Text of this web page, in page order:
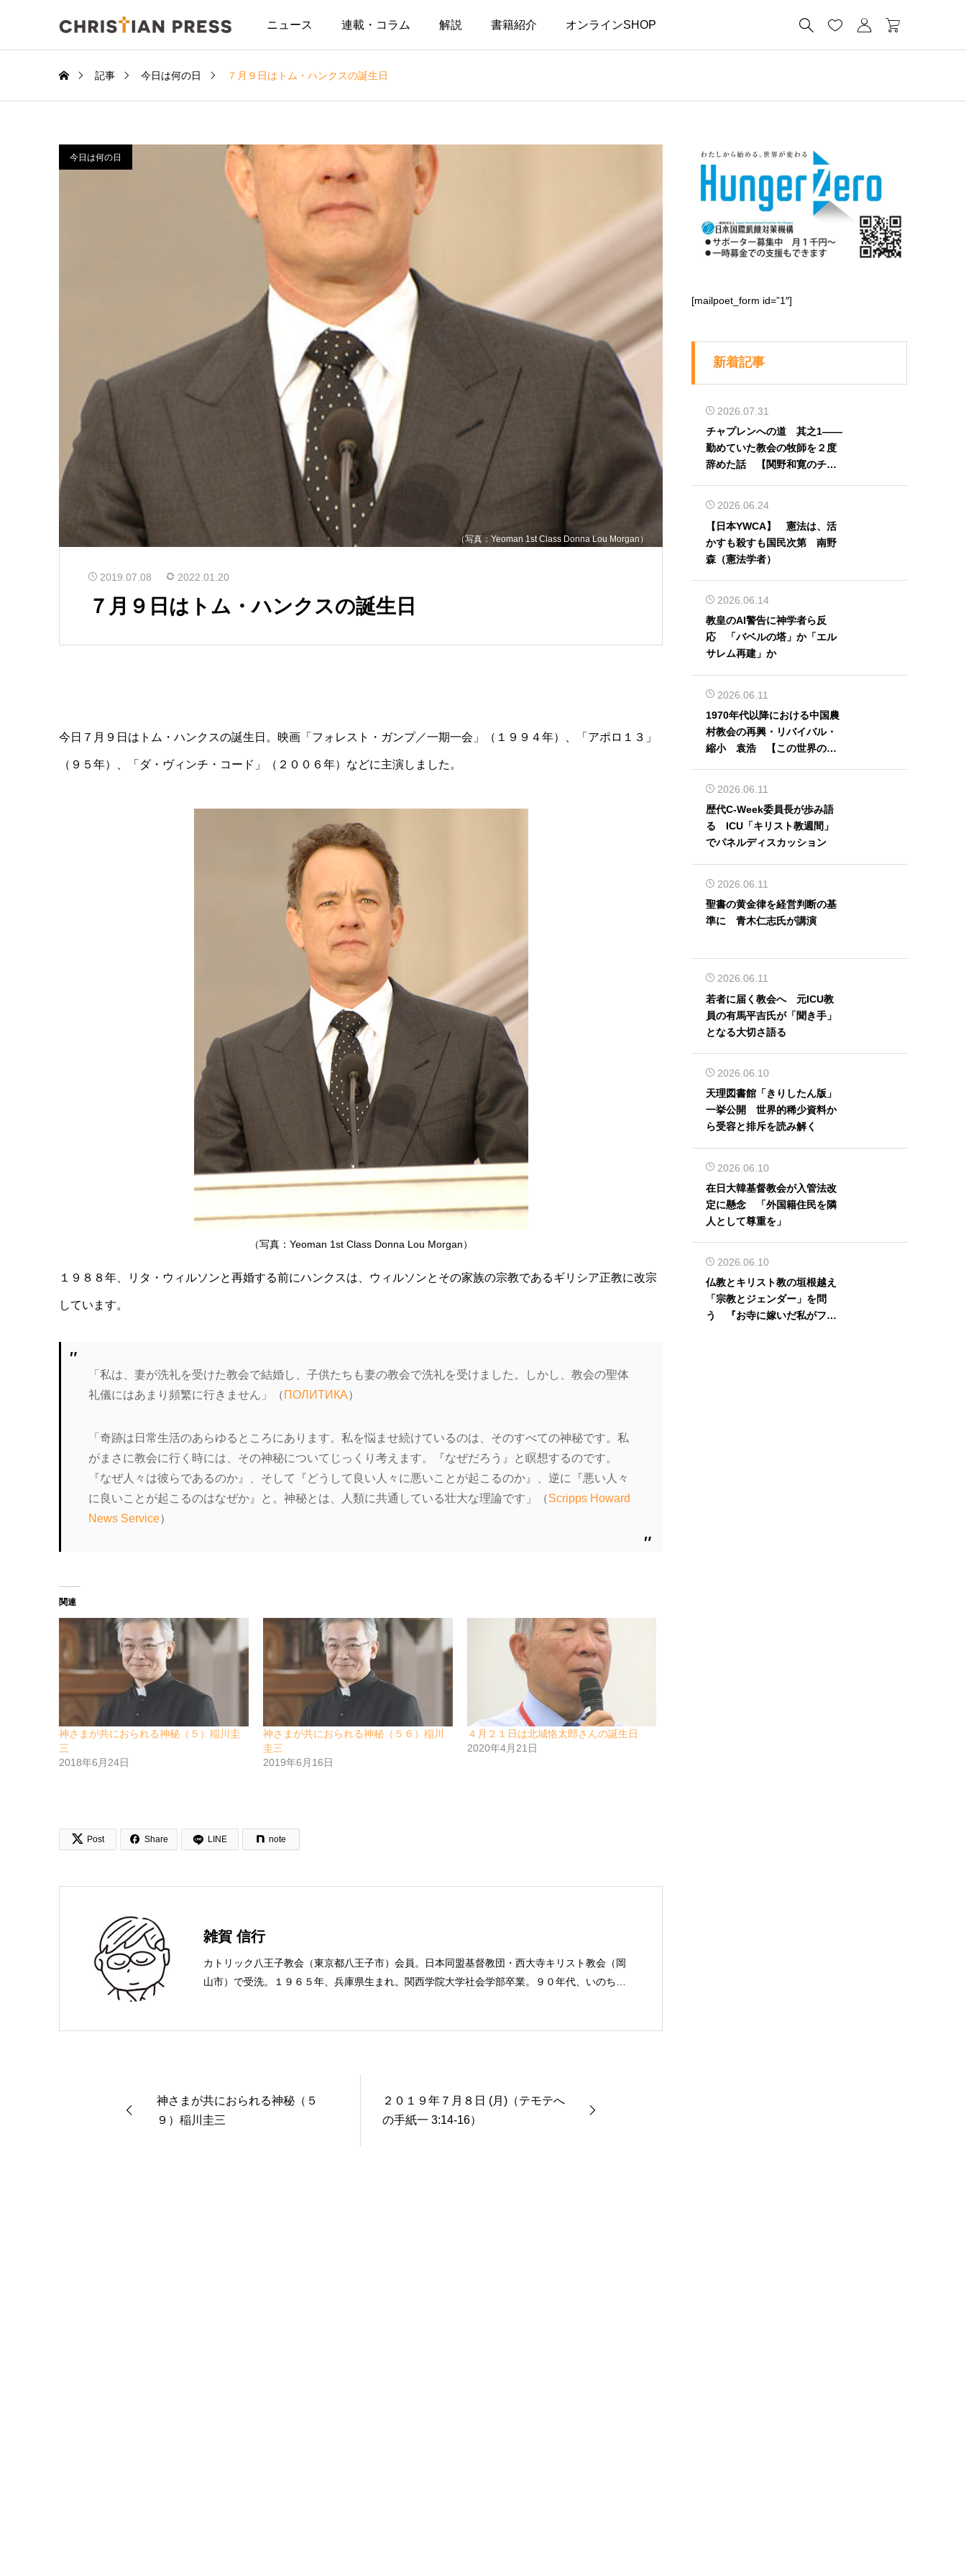
ニュース 連載・コラム 解説 書籍紹介 オンラインSHOP    
記事 今日は何の日 ７月９日はトム・ハンクスの誕生日
（写真：Yeoman 1st Class Donna Lou Morgan）
今日は何の日
2019.07.08 2022.01.20
７月９日はトム・ハンクスの誕生日
今日７月９日はトム・ハンクスの誕生日。映画「フォレスト・ガンプ／一期一会」（１９９４年）、「アポロ１３」
（９５年）、「ダ・ヴィンチ・コード」（２００６年）などに主演しました。
（写真：Yeoman 1st Class Donna Lou Morgan）
１９８８年、リタ・ウィルソンと再婚する前にハンクスは、ウィルソンとその家族の宗教であるギリシア正教に改宗
しています。
「私は、妻が洗礼を受けた教会で結婚し、子供たちも妻の教会で洗礼を受けました。しかし、教会の聖体
礼儀にはあまり頻繁に行きません」（ ПОЛИТИКА）
「奇跡は日常生活のあらゆるところにあります。私を悩ませ続けているのは、そのすべての神秘です。私
がまさに教会に行く時には、その神秘についてじっくり考えます。『なぜだろう』と瞑想するのです。
『なぜ人々は彼らであるのか』、そして『どうして良い人々に悪いことが起こるのか』、逆に『悪い人々
に良いことが起こるのはなぜか』と。神秘とは、人類に共通している壮大な理論です」（Scripps Howard
News Service）
関連
神さまが共におられる神秘（５）稲川圭
三
2018年6月24日
神さまが共におられる神秘（５６）稲川
圭三
2019年6月16日
４月２１日は北城恪太郎さんの誕生日
2020年4月21日
 Post  Share LINE note
雑賀 信行
カトリック八王子教会（東京都八王子市）会員。日本同盟基督教団・西大寺キリスト教会（岡
山市）で受洗。１９６５年、兵庫県生まれ。関西学院大学社会学部卒業。９０年代、いのちの
神さまが共におられる神秘（５
９）稲川圭三
２０１９年７月８日 (月)（テモテへ
の手紙一 3:14-16）
[mailpoet_form id=”1″]
新着記事
2026.07.31
チャプレンへの道 其之1――
勤めていた教会の牧師を２度
辞めた話 【関野和寛のチャ
2026.06.24
【日本YWCA】 憲法は、活
かすも殺すも国民次第 南野
森（憲法学者）
2026.06.14
教皇のAI警告に神学者ら反
応 「バベルの塔」か「エル
サレム再建」か
2026.06.11
1970年代以降における中国農
村教会の再興・リバイバル・
縮小 袁浩 【この世界の片
2026.06.11
歴代C-Week委員長が歩み語
る ICU「キリスト教週間」
でパネルディスカッション
2026.06.11
聖書の黄金律を経営判断の基
準に 青木仁志氏が講演
2026.06.11
若者に届く教会へ 元ICU教
員の有馬平吉氏が「聞き手」
となる大切さ語る
2026.06.10
天理図書館「きりしたん版」
一挙公開 世界的稀少資料か
ら受容と排斥を読み解く
2026.06.10
在日大韓基督教会が入管法改
定に懸念 「外国籍住民を隣
人として尊重を」
2026.06.10
仏教とキリスト教の垣根越え
「宗教とジェンダー」を問
う 『お寺に嫁いだ私がフェ